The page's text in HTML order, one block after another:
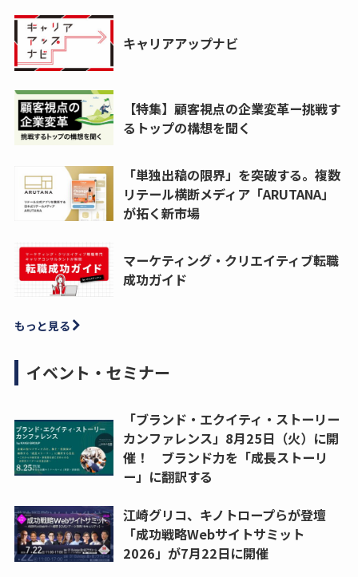
キャリアアップナビ
【特集】顧客視点の企業変革ー挑戦す
るトップの構想を聞く
「単独出稿の限界」を突破する。複数
リテール横断メディア「ARUTANA」
が拓く新市場
マーケティング・クリエイティブ転職
成功ガイド
もっと見る
イベント・セミナー
「ブランド・エクイティ・ストーリー
カンファレンス」8月25日（火）に開
催！ ブランド力を「成長ストーリ
ー」に翻訳する
江崎グリコ、キノトロープらが登壇
「成功戦略Webサイトサミット
2026」が7月22日に開催